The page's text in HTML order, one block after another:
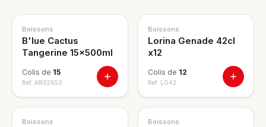
NOUVEAU
Boissons
B'lue Cactus
Tangerine 15x500ml
Colis de 15
Ref. AR02650
Boissons
Lorina Genade 42cl
x12
Colis de 12
Ref. LG42
Boissons Boissons